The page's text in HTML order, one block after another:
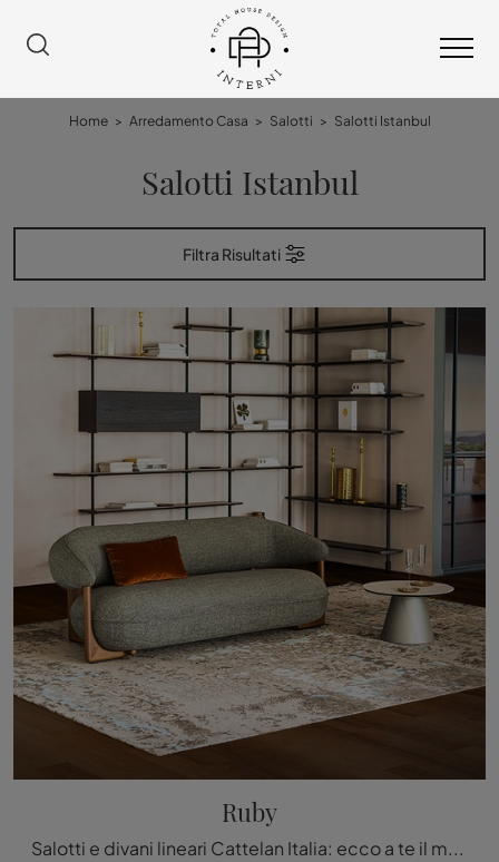
Home > Arredamento Casa > Salotti > Salotti Istanbul
Salotti Istanbul
Filtra Risultati
Ruby
Salotti e divani lineari Cattelan Italia: ecco a te il modello Ruby in tessuto per impreziosire il living.